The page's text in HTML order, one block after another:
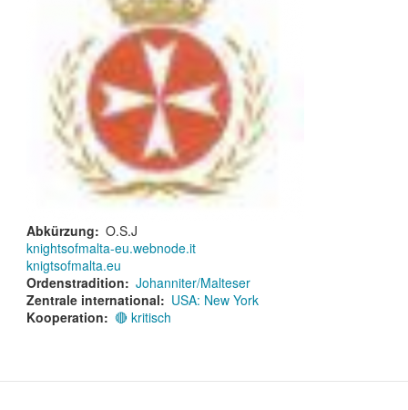
Abkürzung
O.S.J
knightsofmalta-eu.webnode.it
knigtsofmalta.eu
Ordenstradition
Johanniter/Malteser
Zentrale international
USA: New York
Kooperation
🔴 kritisch